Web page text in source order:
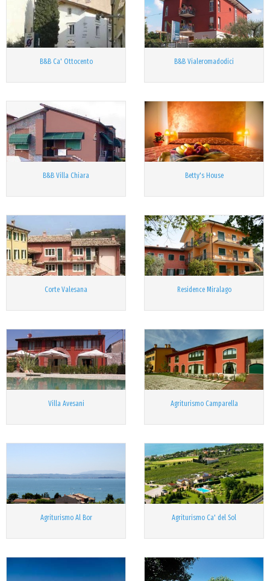
B&B Ca' Ottocento B&B Vialeromadodici
B&B Villa Chiara Betty's House
Corte Valesana Residence Miralago
Villa Avesani Agriturismo Camparella
Agriturismo Al Bor Agriturismo Ca' del Sol